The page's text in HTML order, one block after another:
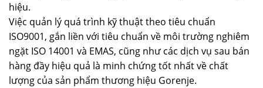
hiệu.
Việc quản lý quá trình kỹ thuật theo tiêu chuẩn
ISO9001, gắn liền với tiêu chuẩn về môi trường nghiêm
ngặt ISO 14001 và EMAS, cũng như các dịch vụ sau bán
hàng đầy hiệu quả là minh chứng tốt nhất về chất
lượng của sản phẩm thương hiệu Gorenje.